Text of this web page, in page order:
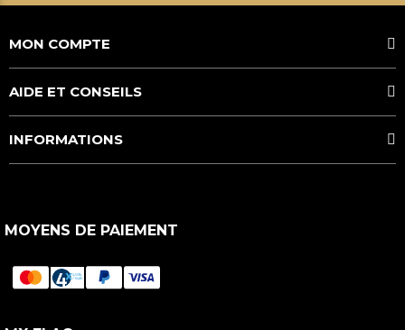
MON COMPTE
AIDE ET CONSEILS
INFORMATIONS
MOYENS DE PAIEMENT